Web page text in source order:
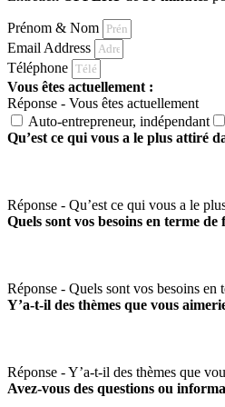
Prénom & Nom
Email Address
Téléphone
Vous êtes actuellement :
Réponse - Vous êtes actuellement
Auto-entrepreneur, indépendant
Qu’est ce qui vous a le plus attiré
Réponse - Qu’est ce qui vous a le
Quels sont vos besoins en terme
Réponse - Quels sont vos besoins
Y’a-t-il des thèmes que vous
Réponse - Y’a-t-il des thèmes que
Avez-vous des questions ou